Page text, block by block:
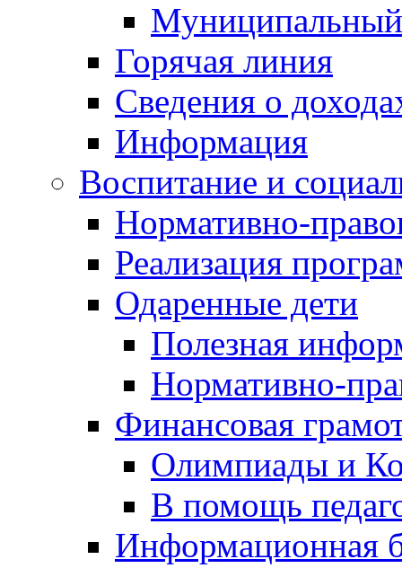
Горячая линия
Сведения о
Информация
Воспитание и
Нормативно-
Реализация
Одаренные дети
Полезная
Нормативно-
Финансовая
Олимпиады и
В помощь
Информационная